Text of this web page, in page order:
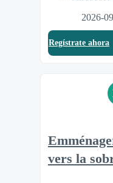
2026-
Regístrate ahora
vers la